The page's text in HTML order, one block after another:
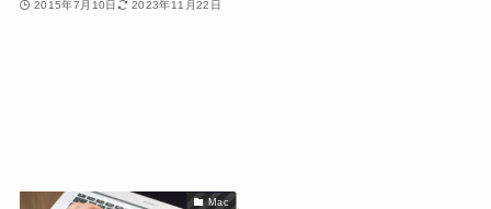
2015年7月10日 2023年11月22日
Mac